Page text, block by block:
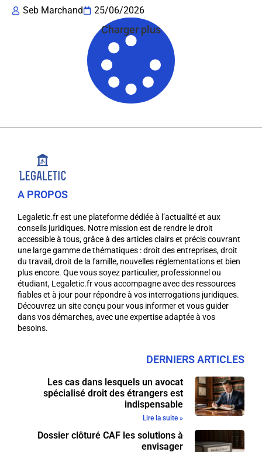
Seb Marchand
25/06/2026
Charger plus
A PROPOS
Legaletic.fr est une plateforme dédiée à l’actualité et aux
conseils juridiques. Notre mission est de rendre le droit
accessible à tous, grâce à des articles clairs et précis couvrant
une large gamme de thématiques : droit des entreprises, droit
du travail, droit de la famille, nouvelles réglementations et bien
plus encore. Que vous soyez particulier, professionnel ou
étudiant, Legaletic.fr vous accompagne avec des ressources
fiables et à jour pour répondre à vos interrogations juridiques.
Découvrez un site conçu pour vous informer et vous guider
dans vos démarches, avec une expertise adaptée à vos
besoins.
DERNIERS ARTICLES
Les cas dans lesquels un avocat
spécialisé droit des étrangers est
indispensable
Lire la suite »
Dossier clôturé CAF les solutions à
envisager